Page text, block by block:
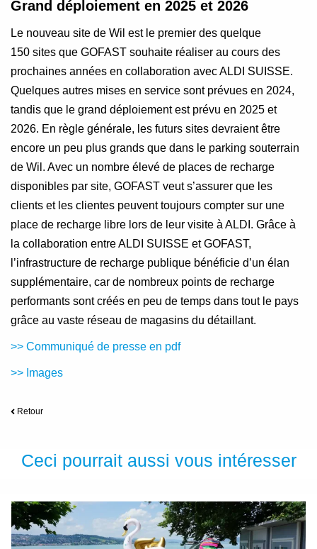
Grand déploiement en 2025 et 2026
Le nouveau site de Wil est le premier des quelque
150 sites que GOFAST souhaite réaliser au cours des
prochaines années en collaboration avec ALDI SUISSE.
Quelques autres mises en service sont prévues en 2024,
tandis que le grand déploiement est prévu en 2025 et
2026. En règle générale, les futurs sites devraient être
encore un peu plus grands que dans le parking souterrain
de Wil. Avec un nombre élevé de places de recharge
disponibles par site, GOFAST veut s’assurer que les
clients et les clientes peuvent toujours compter sur une
place de recharge libre lors de leur visite à ALDI. Grâce à
la collaboration entre ALDI SUISSE et GOFAST,
l’infrastructure de recharge publique bénéficie d’un élan
supplémentaire, car de nombreux points de recharge
performants sont créés en peu de temps dans tout le pays
grâce au vaste réseau de magasins du détaillant.
>> Communiqué de presse en pdf
>> Images
Retour
Ceci pourrait aussi vous intéresser